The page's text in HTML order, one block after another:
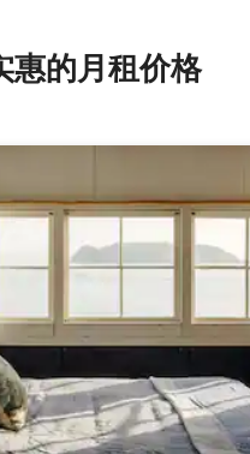
惠的月租价格